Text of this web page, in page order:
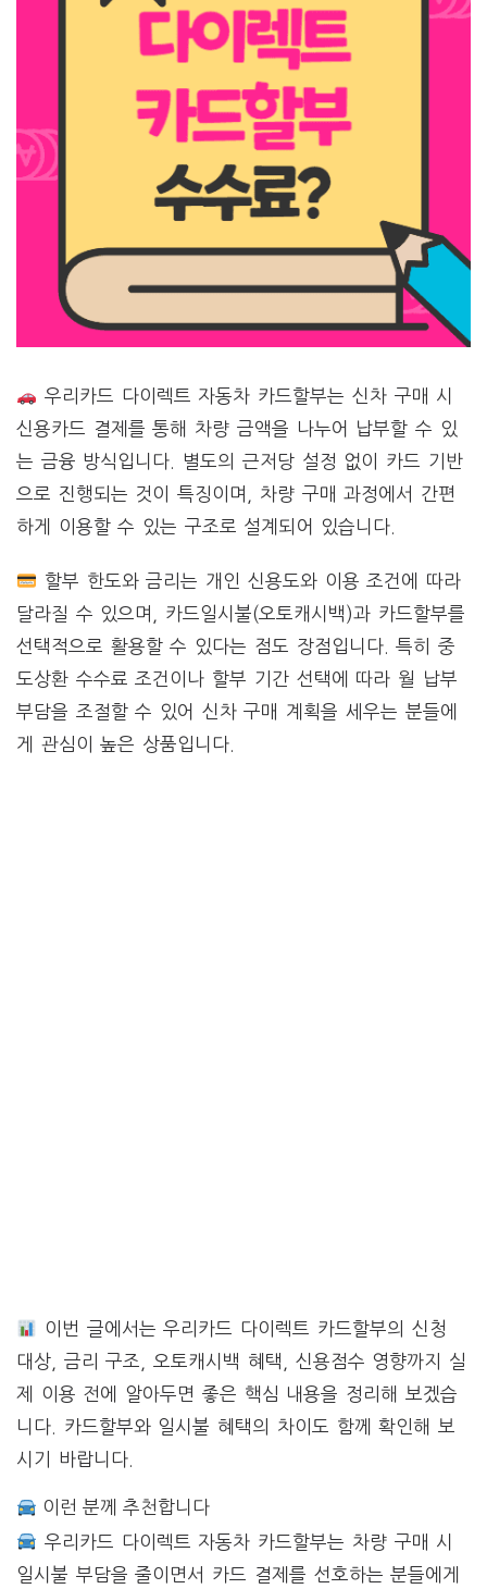
우리카드 다이렉트 자동차 카드할부는 신차 구매 시
신용카드 결제를 통해 차량 금액을 나누어 납부할 수 있
는 금융 방식입니다. 별도의 근저당 설정 없이 카드 기반
으로 진행되는 것이 특징이며, 차량 구매 과정에서 간편
하게 이용할 수 있는 구조로 설계되어 있습니다.
할부 한도와 금리는 개인 신용도와 이용 조건에 따라
달라질 수 있으며, 카드일시불(오토캐시백)과 카드할부를
선택적으로 활용할 수 있다는 점도 장점입니다. 특히 중
도상환 수수료 조건이나 할부 기간 선택에 따라 월 납부
부담을 조절할 수 있어 신차 구매 계획을 세우는 분들에
게 관심이 높은 상품입니다.
이번 글에서는 우리카드 다이렉트 카드할부의 신청
대상, 금리 구조, 오토캐시백 혜택, 신용점수 영향까지 실
제 이용 전에 알아두면 좋은 핵심 내용을 정리해 보겠습
니다. 카드할부와 일시불 혜택의 차이도 함께 확인해 보
시기 바랍니다.
이런 분께 추천합니다
우리카드 다이렉트 자동차 카드할부는 차량 구매 시
일시불 부담을 줄이면서 카드 결제를 선호하는 분들에게